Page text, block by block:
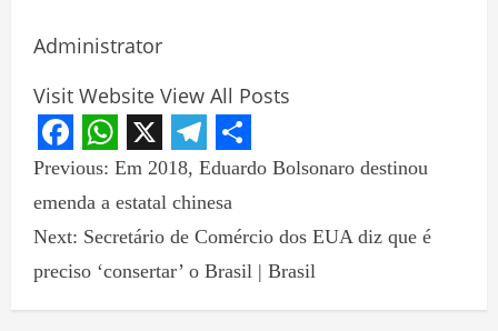
Administrator
Visit Website View All Posts
Facebook
WhatsApp
X Telegram
Share
Previous: Em 2018, Eduardo Bolsonaro destinou
emenda a estatal chinesa
Next: Secretário de Comércio dos EUA diz que é
preciso ‘consertar’ o Brasil | Brasil